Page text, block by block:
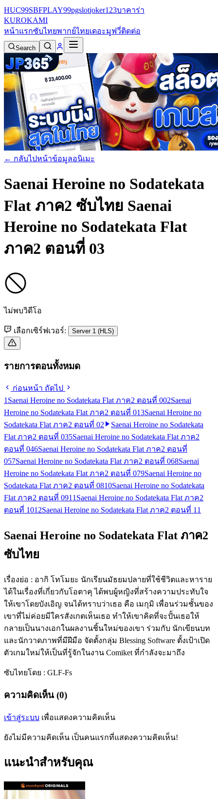
HUC99SBFPLAY99pgslotjoker123บาคาร่า
KUROKAMI
หน้าแรกซับไทยพากย์ไทยเดอะมูฟวี่ติดต่อ
Search
← กลับไปหน้าข้อมูลอนิเมะ
Saenai Heroine no Sodatekata
Flat ภาค2 ซับไทย Saenai
Heroine no Sodatekata Flat
ภาค2 ตอนที่ 03
ไม่พบวิดีโอ
เลือกเซิร์ฟเวอร์: Server 1 (HLS)
รายการตอนทั้งหมด
ก่อนหน้า ถัดไป
1 Saenai Heroine no Sodatekata Flat ภาค2 ตอนที่ 002Saenai
Heroine no Sodatekata Flat ภาค2 ตอนที่ 013Saenai Heroine no
Sodatekata Flat ภาค2 ตอนที่ 02
Saenai Heroine no Sodatekata
Flat ภาค2 ตอนที่ 035Saenai Heroine no Sodatekata Flat ภาค2
ตอนที่ 046Saenai Heroine no Sodatekata Flat ภาค2 ตอนที่
057Saenai Heroine no Sodatekata Flat ภาค2 ตอนที่ 068Saenai
Heroine no Sodatekata Flat ภาค2 ตอนที่ 079Saenai Heroine no
Sodatekata Flat ภาค2 ตอนที่ 0810Saenai Heroine no Sodatekata
Flat ภาค2 ตอนที่ 0911 Saenai Heroine no Sodatekata Flat ภาค2
ตอนที่ 1012Saenai Heroine no Sodatekata Flat ภาค2 ตอนที่ 11
Saenai Heroine no Sodatekata Flat ภาค2
ซับไทย
เรื่องย่อ : อากิ โทโมยะ นักเรียนมัธยมปลายที่ใช้ชีวิตและหาราย
ได้ในเรื่องที่เกี่ยวกับโอตาคุ ได้พบผู้หญิงที่สร้างความประทับใจ
ให้เขาโดยบังเอิญ จนได้ทราบว่าเธอ คือ เมกุมิ เพื่อนร่วมชั้นของ
เขาที่ไม่ค่อยมีใครสังเกตเห็นเธอ ทำให้เขาคิดที่จะปั้นเธอให้
กลายเป็นนางเอกในผลงานชิ้นใหม่ของเขา ร่วมกับ นักเขียนบท
และนักวาดภาพที่มีฝีมือ จัดตั้งกลุ่ม Blessing Software ตั้งเป้าเปิด
ตัวเกมใหม่ให้เป็นที่รู้จักในงาน Comiket ที่กำลังจะมาถึง
ซับไทยโดย : GLF-Fs
ความคิดเห็น (0)
เข้าสู่ระบบ เพื่อแสดงความคิดเห็น
ยังไม่มีความคิดเห็น เป็นคนแรกที่แสดงความคิดเห็น!
แนะนำสำหรับคุณ